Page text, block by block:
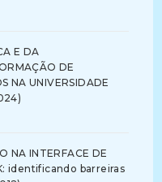
E DA
DE
NA UNIVERSIDADE
NA INTERFACE DE
identificando barreiras